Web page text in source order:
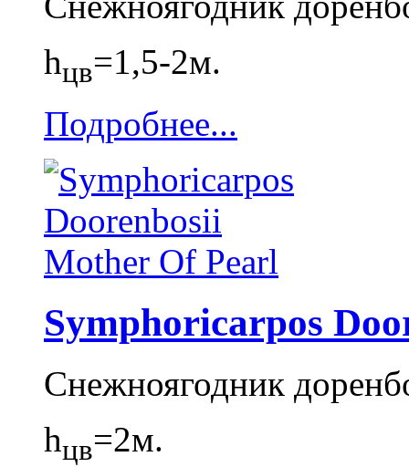
hцв=1,5-2м.
Подробнее...
Symphoricarpos
Снежноягодник
hцв=2м.